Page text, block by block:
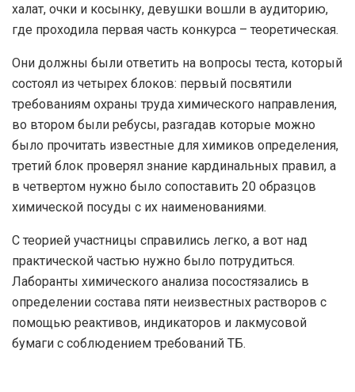
халат, очки и косынку, девушки вошли в аудиторию,
где проходила первая часть конкурса – теоретическая.
Они должны были ответить на вопросы теста, который
состоял из четырех блоков: первый посвятили
требованиям охраны труда химического направления,
во втором были ребусы, разгадав которые можно
было прочитать известные для химиков определения,
третий блок проверял знание кардинальных правил, а
в четвертом нужно было сопоставить 20 образцов
химической посуды с их наименованиями.
С теорией участницы справились легко, а вот над
практической частью нужно было потрудиться.
Лаборанты химического анализа посостязались в
определении состава пяти неизвестных растворов с
помощью реактивов, индикаторов и лакмусовой
бумаги с соблюдением требований ТБ.